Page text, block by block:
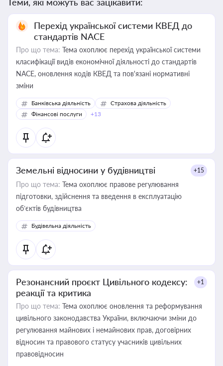
Перехід української системи КВЕД до
стандартів NACE
Про що тема: Тема охоплює перехід української системи
класифікації видів економічної діяльності до стандартів
NACE, оновлення кодів КВЕД та пов'язані нормативні
зміни
Банківська діяльність
Страхова діяльність
Фінансові послуги
+13
Земельні відносини у будівництві +15
Про що тема: Тема охоплює правове регулювання
підготовки, здійснення та введення в експлуатацію
об’єктів будівництва
Будівельна діяльність
Резонансний проєкт Цивільного кодексу:
реакції та критика
+1
Про що тема: Тема охоплює оновлення та реформування
цивільного законодавства України, включаючи зміни до
регулювання майнових і немайнових прав, договірних
відносин та правового статусу учасників цивільних
правовідносин